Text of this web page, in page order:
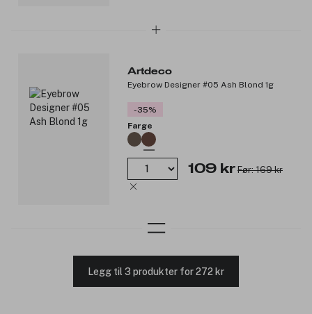
Artdeco
Eyebrow Designer #05 Ash Blond 1g
-35%
Farge
109 kr Før: 169 kr
Legg til 3 produkter for 272 kr